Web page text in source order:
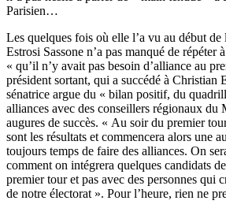
Parisien…
Les quelques fois où elle l’a vu au début
Estrosi Sassone n’a pas manqué de répéter
« qu’il n’y avait pas besoin d’alliance au
président sortant, qui a succédé à Christian
sénatrice argue du « bilan positif, du
alliances avec des conseillers régionaux du
augures de succès. « Au soir du premier
sont les résultats et commencera alors une
toujours temps de faire des alliances. On
comment on intégrera quelques candidats
premier tour et pas avec des personnes qui
de notre électorat ». Pour l’heure, rien ne